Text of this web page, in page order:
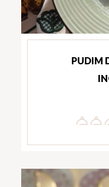
PUDIM